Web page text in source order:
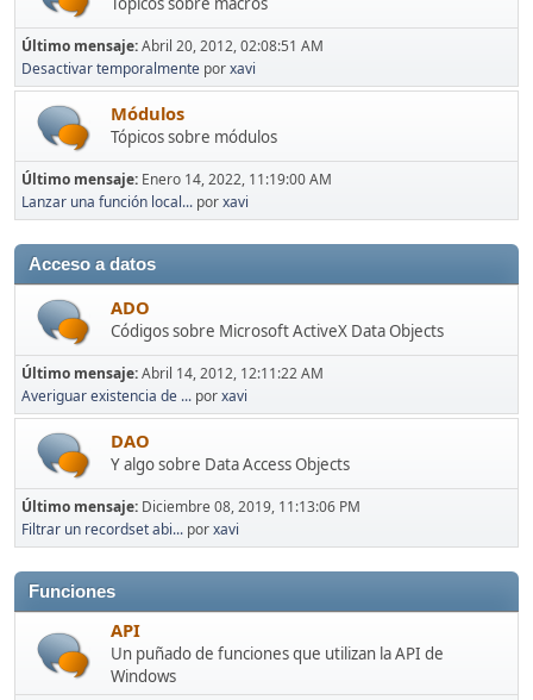
Último mensaje:Abril 20, 2012, 02:08:51 AM
Desactivar temporalmente porxavi
Módulos
Tópicos sobre módulos
Último mensaje: Enero 14, 2022, 11:19:00 AM
Lanzar una función local... porxavi
Acceso a datos
ADO
Códigos sobre Microsoft ActiveX Data Objects
Último mensaje:Abril 14, 2012, 12:11:22 AM
Averiguar existencia de ... porxavi
DAO
Y algo sobre Data Access Objects
Último mensaje: Diciembre 08, 2019, 11:13:06 PM
Filtrar un recordset abi... porxavi
Funciones
API
Un puñado de funciones que utilizan la API de
Windows